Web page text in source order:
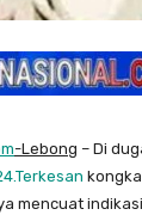
-Lebong – Di
mencuat